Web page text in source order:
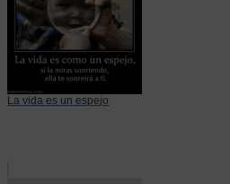
La vida es un espejo